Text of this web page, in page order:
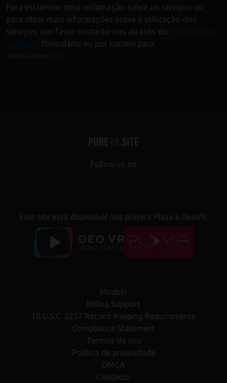
Para esclarecer uma reclamação sobre os serviços ou
para obter mais informações sobre a utilização dos
serviços, por favor contacte-nos através do formulário de
contacto formulário ou por correio para:
Follow us on
Este site está disponível nos players Playa e DeoVR.
Models
Billing Support
18 U.S.C. 2257 Record-Keeping Requirements
Compliance Statement
Termos de uso
Política de privacidade
DMCA
Contacto